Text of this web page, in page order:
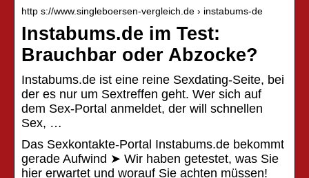
http s://www.singleboersen-vergleich.de › instabums-de
Instabums.de im Test:
Brauchbar oder Abzocke?
Instabums.de ist eine reine Sexdating-Seite, bei
der es nur um Sextreffen geht. Wer sich auf
dem Sex-Portal anmeldet, der will schnellen
Sex, …
Das Sexkontakte-Portal Instabums.de bekommt
gerade Aufwind ➤ Wir haben getestet, was Sie
hier erwartet und worauf Sie achten müssen!